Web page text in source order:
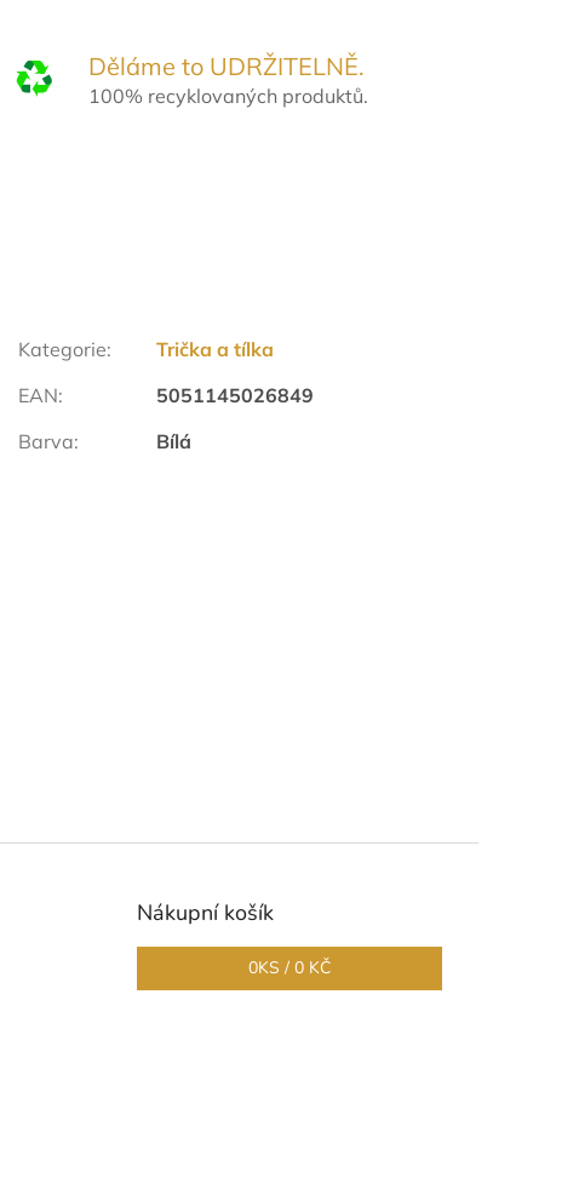
Děláme to UDRŽITELNĚ.
100% recyklovaných produktů.
Kategorie:
Trička a tílka
EAN:
5051145026849
Barva: Bílá
Nákupní košík
0KS / 0 KČ